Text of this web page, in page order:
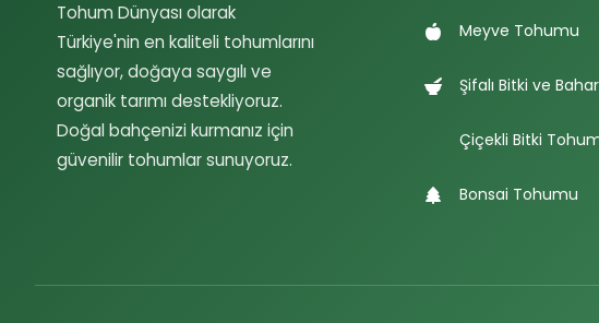
Tohum Dünyası olarak
Türkiye'nin en kaliteli tohumlarını
sağlıyor, doğaya saygılı ve
organik tarımı destekliyoruz.
Doğal bahçenizi kurmanız için
güvenilir tohumlar sunuyoruz.
Meyve Tohumu
Şifalı Bitki ve
Çiçekli Bitki
Bonsai Tohumu